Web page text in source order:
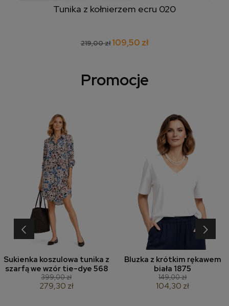
Tunika z kołnierzem ecru 020
219,00 zł 109,50 zł
Promocje
Sukienka koszulowa tunika z
szarfą we wzór tie-dye 568
399,00 zł
279,30 zł
Bluzka z krótkim rękawem
biała 1875
149,00 zł
104,30 zł
‹ ›